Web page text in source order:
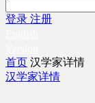
登录 注册
首页 汉学家详情
汉学家详情